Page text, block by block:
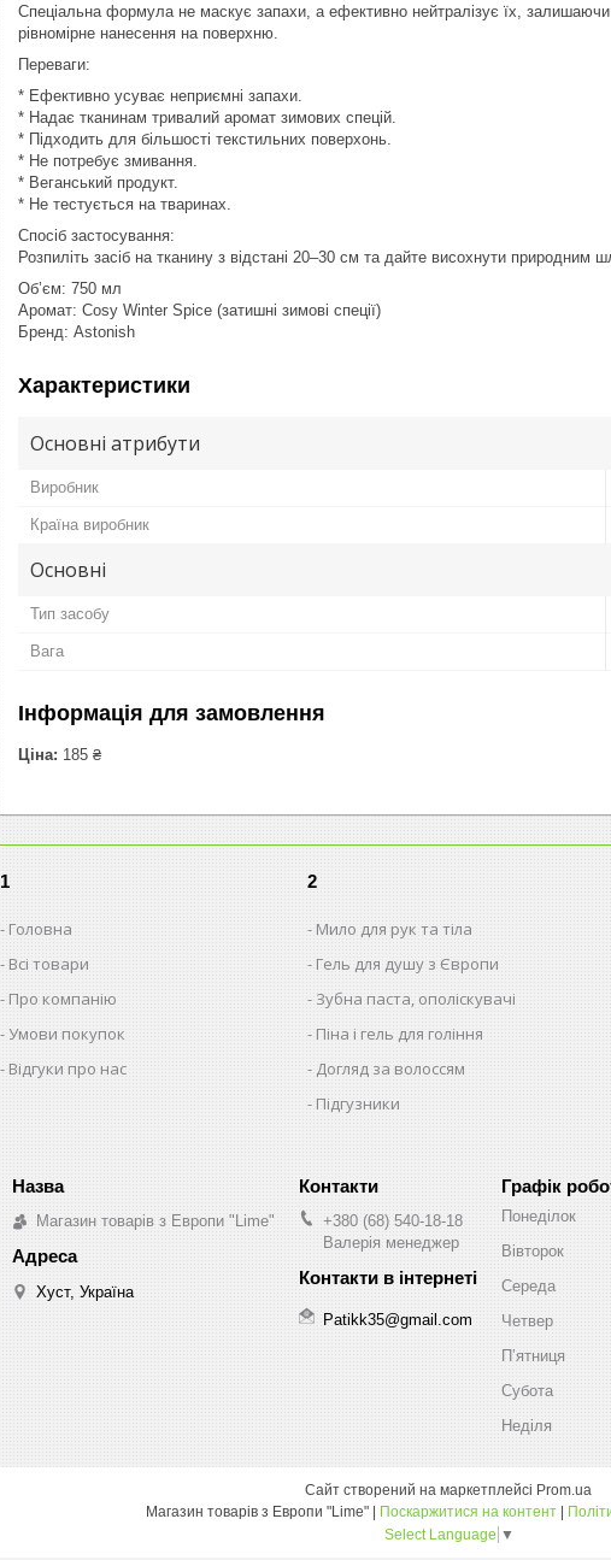
Спеціальна формула не маскує запахи, а ефективно нейтралізує їх,
рівномірне нанесення на поверхню.
Переваги:
* Ефективно усуває неприємні запахи.
* Надає тканинам тривалий аромат зимових спецій.
* Підходить для більшості текстильних поверхонь.
* Не потребує змивання.
* Веганський продукт.
* Не тестується на тваринах.
Спосіб застосування:
Розпиліть засіб на тканину з відстані 20–30 см та дайте висохнути природним
Об’єм: 750 мл
Аромат: Cosy Winter Spice (затишні зимові спеції)
Бренд: Astonish
Характеристики
Основні атрибути
Виробник
Країна виробник
Основні
Тип засобу
Вага
Інформація для замовлення
Ціна: 185 ₴
1
Головна
Всі товари
Про компанію
Умови покупок
Відгуки про нас
2
Мило для рук та тіла
Гель для душу з Європи
Зубна паста, ополіскувачі
Піна і гель для гоління
Догляд за волоссям
Підгузники
Магазин товарів з Европи "Lime"
Хуст, Україна
+380 (68) 540-18-18
Валерія менеджер
Patikk35@gmail.com
Графік
Понеділок
Вівторок
Середа
Четвер
Пʼятниця
Субота
Неділя
Сайт створений на маркетплейсі Prom.ua
Поскаржитися на контент
Select Language ▼